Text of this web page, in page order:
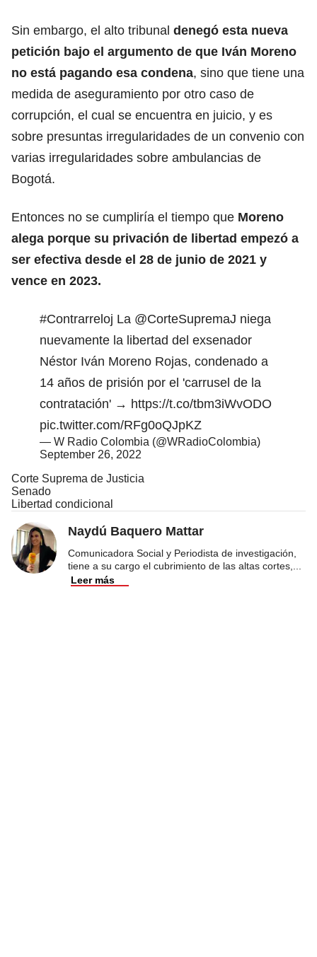
Sin embargo, el alto tribunal denegó esta nueva
petición bajo el argumento de que Iván Moreno
no está pagando esa condena, sino que tiene una
medida de aseguramiento por otro caso de
corrupción, el cual se encuentra en juicio, y es
sobre presuntas irregularidades de un convenio con
varias irregularidades sobre ambulancias de
Bogotá.
Entonces no se cumpliría el tiempo que Moreno
alega porque su privación de libertad empezó a
ser efectiva desde el 28 de junio de 2021 y
vence en 2023.
#Contrarreloj La @CorteSupremaJ niega
nuevamente la libertad del exsenador
Néstor Iván Moreno Rojas, condenado a
14 años de prisión por el 'carrusel de la
contratación' → https://t.co/tbm3iWvODO
pic.twitter.com/RFg0oQJpKZ
— W Radio Colombia (@WRadioColombia)
September 26, 2022
Corte Suprema de Justicia
Senado
Libertad condicional
Naydú Baquero Mattar
Comunicadora Social y Periodista de investigación,
tiene a su cargo el cubrimiento de las altas cortes,
Leer más